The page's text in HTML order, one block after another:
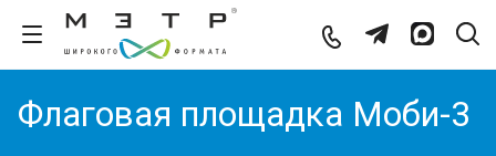
Флаговая площадка Моби-3